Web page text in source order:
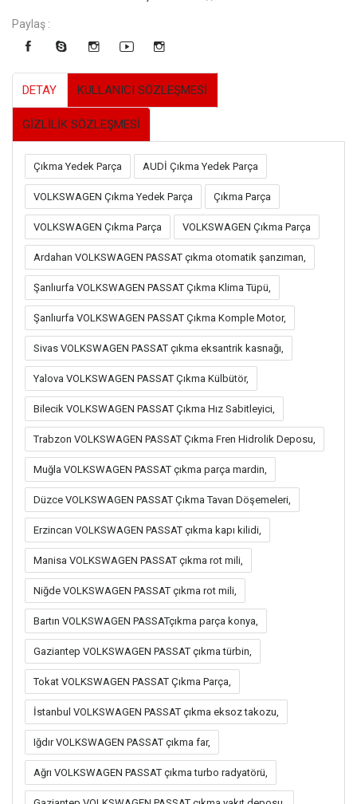
Paylaş :
DETAY KULLANICI SÖZLEŞMESİ
GİZLİLİK SÖZLEŞMESİ
Çıkma Yedek Parça AUDİ Çıkma Yedek Parça
VOLKSWAGEN Çıkma Yedek Parça Çıkma Parça
VOLKSWAGEN Çıkma Parça VOLKSWAGEN Çıkma Parça
Ardahan VOLKSWAGEN PASSAT çıkma otomatik şanzıman,
Şanlıurfa VOLKSWAGEN PASSAT Çıkma Klima Tüpü,
Şanlıurfa VOLKSWAGEN PASSAT Çıkma Komple Motor,
Sivas VOLKSWAGEN PASSAT çıkma eksantrik kasnağı,
Yalova VOLKSWAGEN PASSAT Çıkma Külbütör,
Bilecik VOLKSWAGEN PASSAT Çıkma Hız Sabitleyici,
Trabzon VOLKSWAGEN PASSAT Çıkma Fren Hidrolik Deposu,
Muğla VOLKSWAGEN PASSAT çıkma parça mardin,
Düzce VOLKSWAGEN PASSAT Çıkma Tavan Döşemeleri,
Erzincan VOLKSWAGEN PASSAT çıkma kapı kilidi,
Manisa VOLKSWAGEN PASSAT çıkma rot mili,
Niğde VOLKSWAGEN PASSAT çıkma rot mili,
Bartın VOLKSWAGEN PASSATçıkma parça konya,
Gaziantep VOLKSWAGEN PASSAT çıkma türbin,
Tokat VOLKSWAGEN PASSAT Çıkma Parça,
İstanbul VOLKSWAGEN PASSAT çıkma eksoz takozu,
Iğdır VOLKSWAGEN PASSAT çıkma far,
Ağrı VOLKSWAGEN PASSAT çıkma turbo radyatörü,